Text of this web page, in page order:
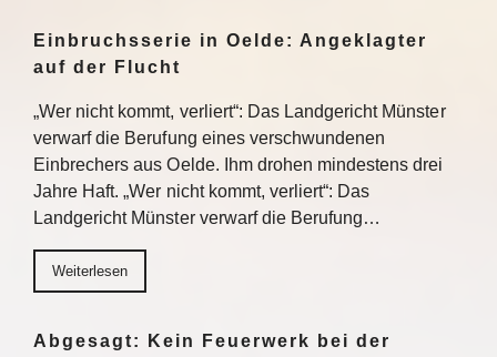
Einbruchsserie in Oelde: Angeklagter
auf der Flucht
„Wer nicht kommt, verliert“: Das Landgericht Münster
verwarf die Berufung eines verschwundenen
Einbrechers aus Oelde. Ihm drohen mindestens drei
Jahre Haft. „Wer nicht kommt, verliert“: Das
Landgericht Münster verwarf die Berufung…
Weiterlesen
Abgesagt: Kein Feuerwerk bei der